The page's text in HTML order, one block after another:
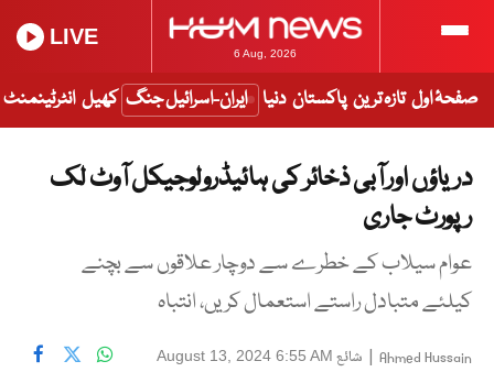
6 Aug, 2026
LIVE
صفحۂ اول تازہ ترین پاکستان دنیا ایران-اسرائیل جنگ کھیل انٹرٹینمنٹ
دریاؤں اور آبی ذخائر کی ہائیڈرولوجیکل آوٹ لک
رپورٹ جاری
عوام سیلاب کے خطرے سے دوچار علاقوں سے بچنے
کیلئے متبادل راستے استعمال کریں، انتباہ
Ahmed Hussain
| شائع August 13, 2024 6:55 AM